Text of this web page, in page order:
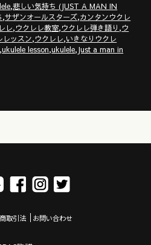
イエ」
UC8YUGZF76p-
,悲しい気持ち (JUST A MAN IN
,サザンオールスターズ,カンタンウクレ
レ,ウクレレ教室,ウクレレ弾き語り ,ウ
レッスン,ウクレレ,いきなりウクレ
,ukulele lesson,ukulele,Just a man in
取引法 お問い合わせ